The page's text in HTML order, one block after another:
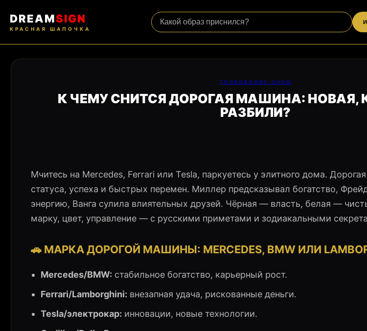
DREAMSIGN
КРАСНАЯ ШАПОЧКА
ТОЛКОВАНИЕ СНОВ
К ЧЕМУ СНИТСЯ ДОРОГАЯ МАШИНА: НОВАЯ,
РАЗБИЛИ?
Мчитесь на Mercedes, Ferrari или Tesla, паркуетесь у элитного дома.
статуса, успеха и быстрых перемен. Миллер предсказывал богатство,
энергию, Ванга сулила влиятельных друзей. Чёрная — власть, белая —
марку, цвет, управление — с русскими приметами и зодиакальными
🚗 МАРКА ДОРОГОЙ МАШИНЫ: MERCEDES, BMW ИЛИ
Mercedes/BMW: стабильное богатство, карьерный рост.
Ferrari/Lamborghini: внезапная удача, рискованные деньги.
Tesla/электрокар: инновации, новые технологии.